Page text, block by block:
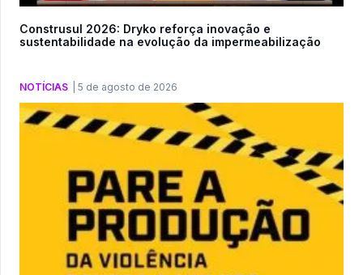
Construsul 2026: Dryko reforça inovação e
sustentabilidade na evolução da impermeabilização
NOTÍCIAS 5 de agosto de 2026